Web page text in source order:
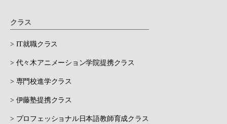
クラス
> IT就職クラス
> 代々木アニメーション学院提携クラス
> 専門校進学クラス
> 伊藤塾提携クラス
> プロフェッショナル日本語教師育成クラス